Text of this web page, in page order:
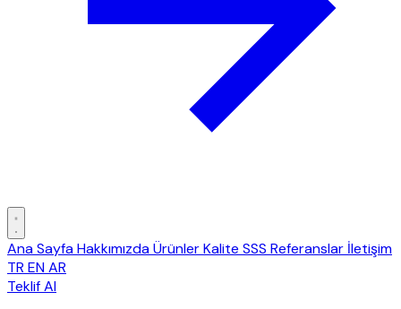
Ana SayfaHakkımızdaÜrünlerKalite SSS Referanslar İletişim
TR ENAR
Teklif Al